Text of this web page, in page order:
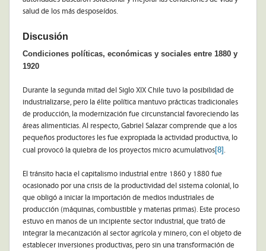
salud de los más desposeídos.
Discusión
Condiciones políticas, económicas y sociales entre 1880 y
1920
Durante la segunda mitad del Siglo XIX Chile tuvo la posibilidad de
industrializarse, pero la élite política mantuvo prácticas tradicionales
de producción, la modernización fue circunstancial favoreciendo las
áreas alimenticias. Al respecto, Gabriel Salazar comprende que a los
pequeños productores les fue expropiada la actividad productiva, lo
cual provocó la quiebra de los proyectos micro acumulativos[8].
El tránsito hacia el capitalismo industrial entre 1860 y 1880 fue
ocasionado por una crisis de la productividad del sistema colonial, lo
que obligó a iniciar la importación de medios industriales de
producción (máquinas, combustible y materias primas). Este proceso
estuvo en manos de un incipiente sector industrial, que trató de
integrar la mecanización al sector agrícola y minero, con el objeto de
establecer inversiones productivas, pero sin una transformación de